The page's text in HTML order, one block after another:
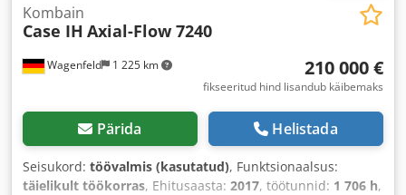
Wagenfeld 1 225 km
Kombain
Case IH Axial-Flow 7240
210 000 €
fikseeritud hind lisandub käibemaks
Pärida Helistada
Seisukord: töövalmis (kasutatud), Funktsionaalsus:
täielikult töökorras, Ehitusaasta: 2017, töötunnid: 1 706 h,